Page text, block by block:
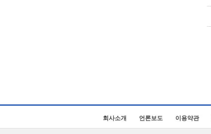
회사소개 언론보도 이용약관